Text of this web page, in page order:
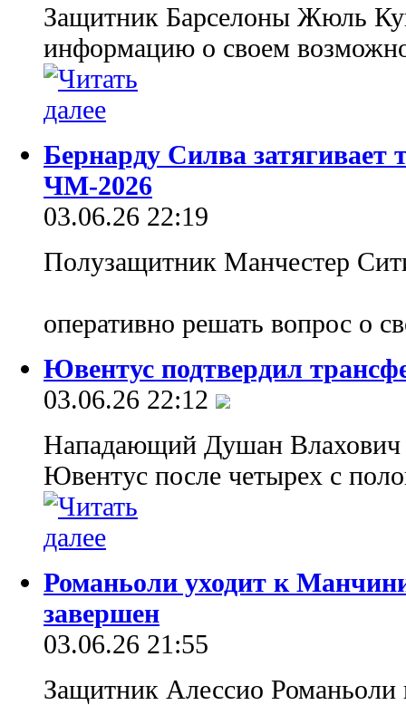
Защитник Барселоны Жюль
информацию о своем
Бернарду Силва затягивает
ЧМ-2026
03.06.26 22:19
Полузащитник Манчестер
оперативно решать вопрос о
Ювентус подтвердил
03.06.26 22:12
Нападающий Душан Влахович
Ювентус после четырех с
Романьоли уходит к
завершен
03.06.26 21:55
Защитник Алессио Романьоли